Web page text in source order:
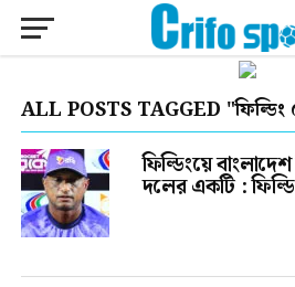
ALL POSTS TAGGED
ফিল্ডিংয়ে
দলের একটি :